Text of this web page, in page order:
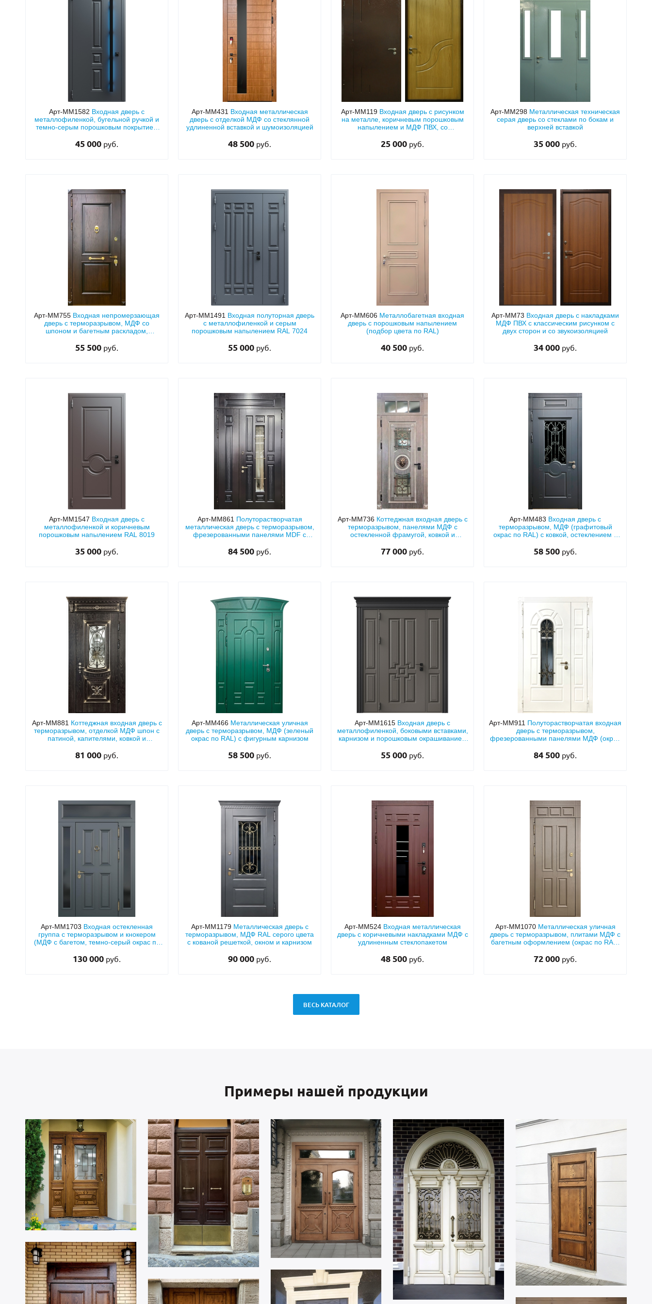
Арт-ММ1582 Входная дверь с
металлофиленкой, бугельной ручкой и
темно-серым порошковым покрытием
45 000 руб.
Арт-ММ431 Входная металлическая
дверь с отделкой МДФ со стеклянной
удлиненной вставкой и шумоизоляцией
48 500 руб.
Арт-ММ119 Входная дверь с рисунком
на металле, коричневым порошковым
напылением и МДФ ПВХ, со
25 000 руб.
Арт-ММ298 Металлическая техническая
серая дверь со стеклами по бокам и
верхней вставкой
35 000 руб.
Арт-ММ755 Входная непромерзающая
дверь с терморазрывом, МДФ со
шпоном и багетным раскладом,
55 500 руб.
Арт-ММ1491 Входная полуторная дверь
с металлофиленкой и серым
порошковым напылением RAL 7024
55 000 руб.
Арт-ММ606 Металлобагетная входная
дверь с порошковым напылением
(подбор цвета по RAL)
40 500 руб.
Арт-ММ73 Входная дверь с накладками
МДФ ПВХ с классическим рисунком с
двух сторон и со звукоизоляцией
34 000 руб.
Арт-ММ1547 Входная дверь с
металлофиленкой и коричневым
порошковым напылением RAL 8019
35 000 руб.
Арт-ММ861 Полуторастворчатая
металлическая дверь с терморазрывом,
фрезерованными панелями MDF с
84 500 руб.
Арт-ММ736 Коттеджная входная дверь с
терморазрывом, панелями МДФ с
остекленной фрамугой, ковкой и
77 000 руб.
Арт-ММ483 Входная дверь с
терморазрывом, МДФ (графитовый
окрас по RAL) с ковкой, остеклением и
58 500 руб.
Арт-ММ881 Коттеджная входная дверь с
терморазрывом, отделкой МДФ шпон с
патиной, капителями, ковкой и
81 000 руб.
Арт-ММ466 Металлическая уличная
дверь с терморазрывом, МДФ (зеленый
окрас по RAL) с фигурным карнизом
58 500 руб.
Арт-ММ1615 Входная дверь с
металлофиленкой, боковыми вставками,
карнизом и порошковым окрашиванием
55 000 руб.
Арт-ММ911 Полуторастворчатая входная
дверь с терморазрывом,
фрезерованными панелями МДФ (окрас
стеклопакетом
84 500 руб.
Арт-ММ1703 Входная остекленная
группа с терморазрывом и кнокером
(МДФ с багетом, темно-серый окрас по
130 000 руб.
Арт-ММ1179 Металлическая дверь с
терморазрывом, МДФ RAL серого цвета
с кованой решеткой, окном и карнизом
90 000 руб.
Арт-ММ524 Входная металлическая
дверь с коричневыми накладками МДФ с
удлиненным стеклопакетом
48 500 руб.
Арт-ММ1070 Металлическая уличная
дверь с терморазрывом, плитами МДФ с
багетным оформлением (окрас по RAL)
72 000 руб.
ВЕСЬ КАТАЛОГ
Примеры нашей продукции